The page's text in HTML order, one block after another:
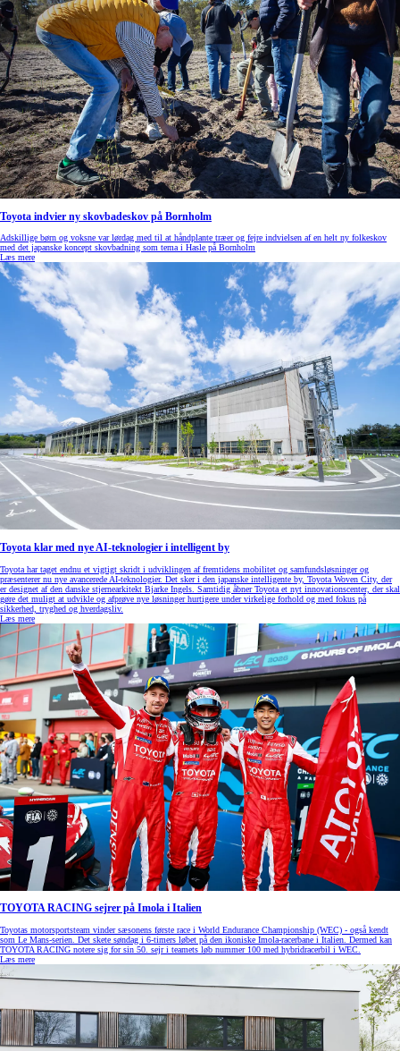
Toyota indvier ny skovbadeskov på Bornholm
Adskillige børn og voksne var lørdag med til at håndplante træer og fejre indvielsen af en helt ny folkeskov
med det japanske koncept skovbadning som tema i Hasle på Bornholm
Læs mere
Toyota klar med nye AI-teknologier i intelligent by
Toyota har taget endnu et vigtigt skridt i udviklingen af fremtidens mobilitet og samfundsløsninger og
præsenterer nu nye avancerede AI-teknologier. Det sker i den japanske intelligente by, Toyota Woven City, der
er designet af den danske stjernearkitekt Bjarke Ingels. Samtidig åbner Toyota et nyt innovationscenter, der skal
gøre det muligt at udvikle og afprøve nye løsninger hurtigere under virkelige forhold og med fokus på
sikkerhed, tryghed og hverdagsliv.
Læs mere
TOYOTA RACING sejrer på Imola i Italien
Toyotas motorsportsteam vinder sæsonens første race i World Endurance Championship (WEC) - også kendt
som Le Mans-serien. Det skete søndag i 6-timers løbet på den ikoniske Imola-racerbane i Italien. Dermed kan
TOYOTA RACING notere sig for sin 50. sejr i teamets løb nummer 100 med hybridracerbil i WEC.
Læs mere